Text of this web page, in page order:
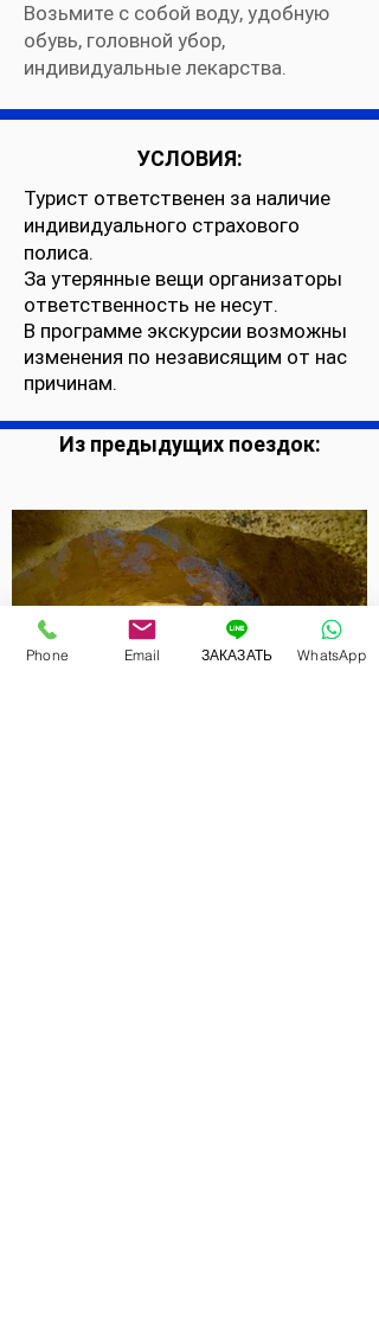
Возьмите с собой воду, удобную
обувь, головной убор,
индивидуальные лекарства.
УСЛОВИЯ:
Турист ответственен за наличие
индивидуального страхового
полиса.
За утерянные вещи организаторы
ответственность не несут.
В программе экскурсии возможны
изменения по независящим от нас
причинам.
Из предыдущих поездок:
Phone Email ЗАКАЗАТЬ WhatsApp